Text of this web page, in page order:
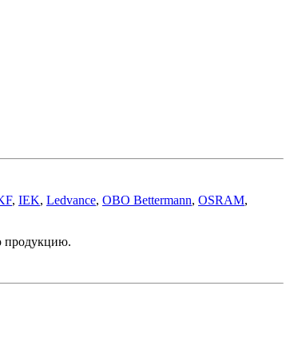
, IEK, Ledvance, OBO Bettermann, OSRAM,
продукцию.